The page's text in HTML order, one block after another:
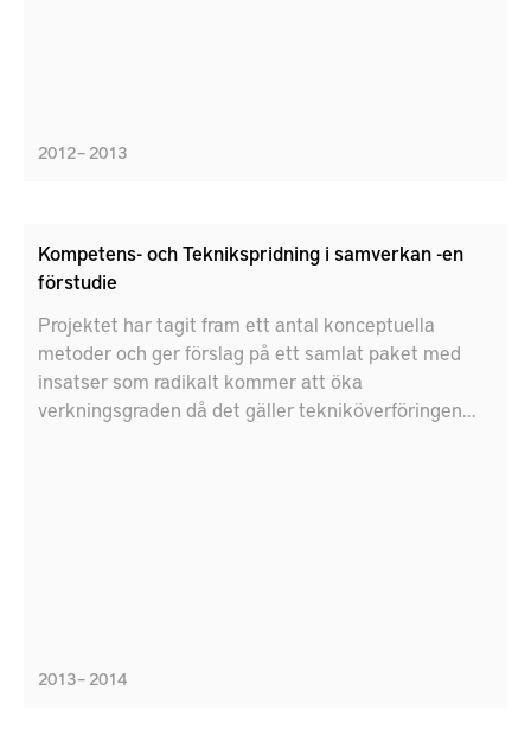
2012 – 2013
Kompetens- och Teknikspridning i samverkan -en
förstudie
Projektet har tagit fram ett antal konceptuella
metoder och ger förslag på ett samlat paket med
insatser som radikalt kommer att öka
verkningsgraden då det gäller tekniköverföringen
2013 – 2014